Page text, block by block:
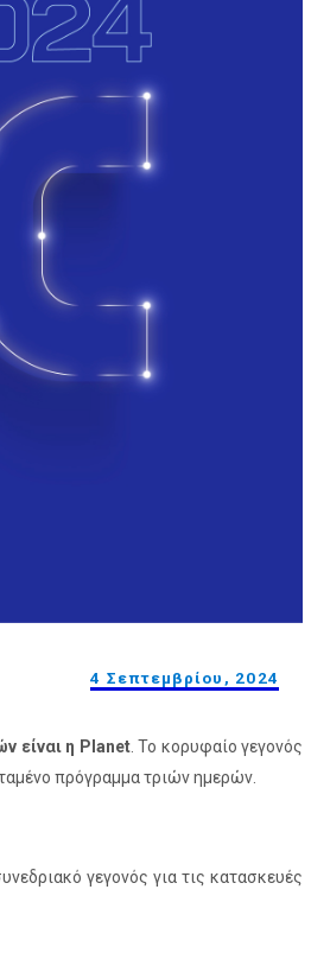
4 Σεπτεμβρίου, 2024
είναι η Planet. Το κορυφαίο γεγονός
πρόγραμμα τριών ημερών.
γεγονός για τις κατασκευές